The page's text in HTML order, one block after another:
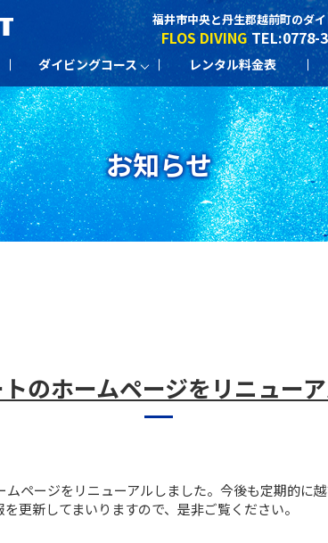
福井市中央と丹生郡越前町のダ
FLOS DIVINGTEL:0778-
ダイビングコース レンタル料金表
お知らせ
のホームページをリニューア
ページをリニューアルしました。今後も定期的に
更新してまいりますので、是非ご覧ください。